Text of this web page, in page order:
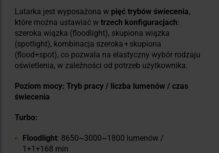
Latarka jest wyposażona w pięć trybów świecenia,
które można ustawiać w trzech konfiguracjach:
szeroka wiązka (floodlight), skupiona wiązka
(spotlight), kombinacja szeroka + skupiona
(flood+spot), co pozwala na elastyczny wybór rodzaju
oświetlenia, w zależności od potrzeb użytkownika.
Poziom mocy: Tryb pracy / liczba lumenów / czas
świecenia
Turbo:
Floodlight: 8650~3000~1800 lumenów /
1+1+168 min